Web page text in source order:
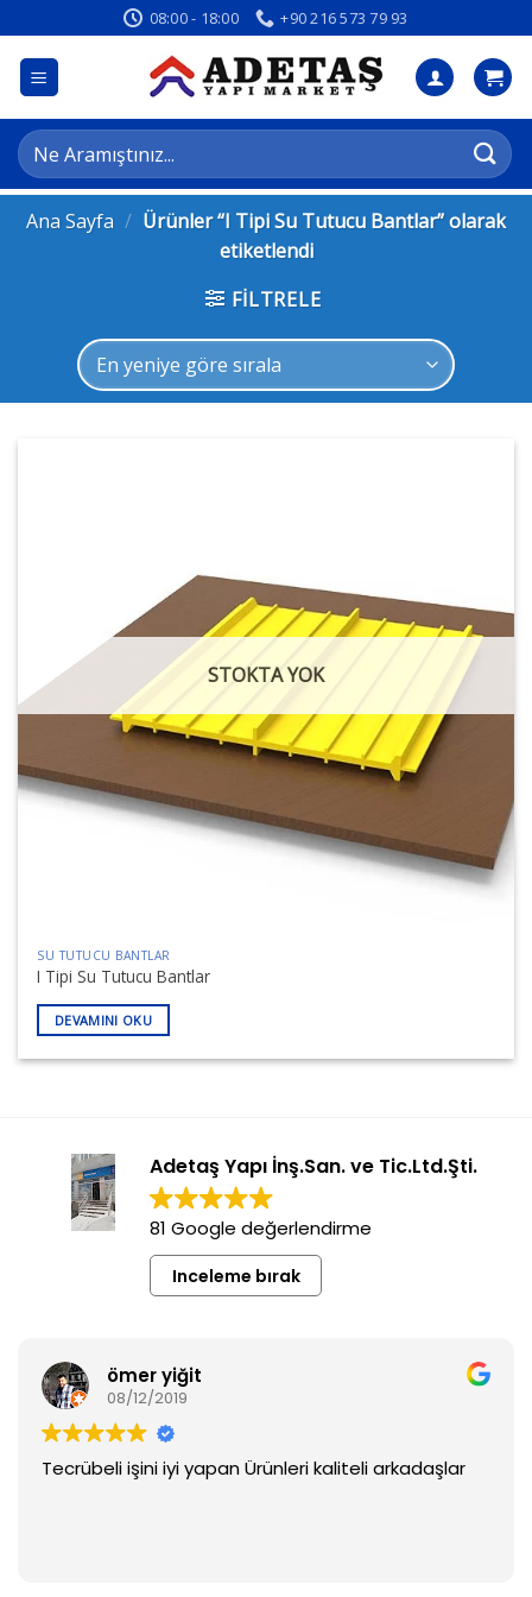
atla
08:00 - 18:00 +90 216 573 79 93
Ara:
Ana Sayfa / Ürünler “I Tipi Su Tutucu Bantlar” olarak
etiketlendi
FILTRELE
STOKTA YOK
SU TUTUCU BANTLAR
I Tipi Su Tutucu Bantlar
DEVAMINI OKU
Adetaş Yapı İnş.San. ve Tic.Ltd.Şti.
81 Google değerlendirme
Inceleme bırak
ömer yiğit
08/12/2019
Tecrübeli işini iyi yapan Ürünleri kaliteli arkadaşlar